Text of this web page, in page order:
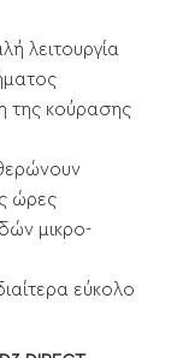
λειτουργία
της κούρασης
ώρες
μικρο-
εύκολο